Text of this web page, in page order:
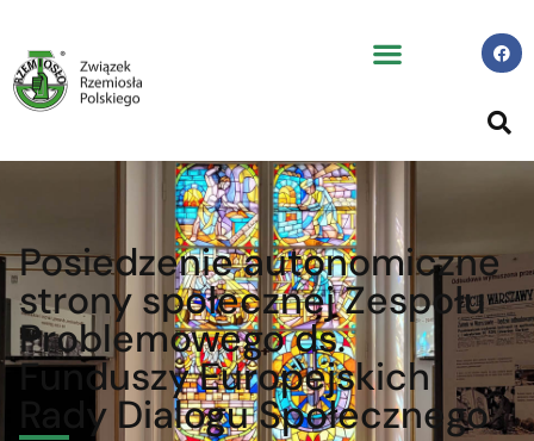
Posiedzenie autonomiczne
strony społecznej Zespołu
Problemowego ds.
Funduszy Europejskich
Rady Dialogu Społecznego